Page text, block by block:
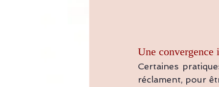
Une convergence
Certaines
réclament, pour